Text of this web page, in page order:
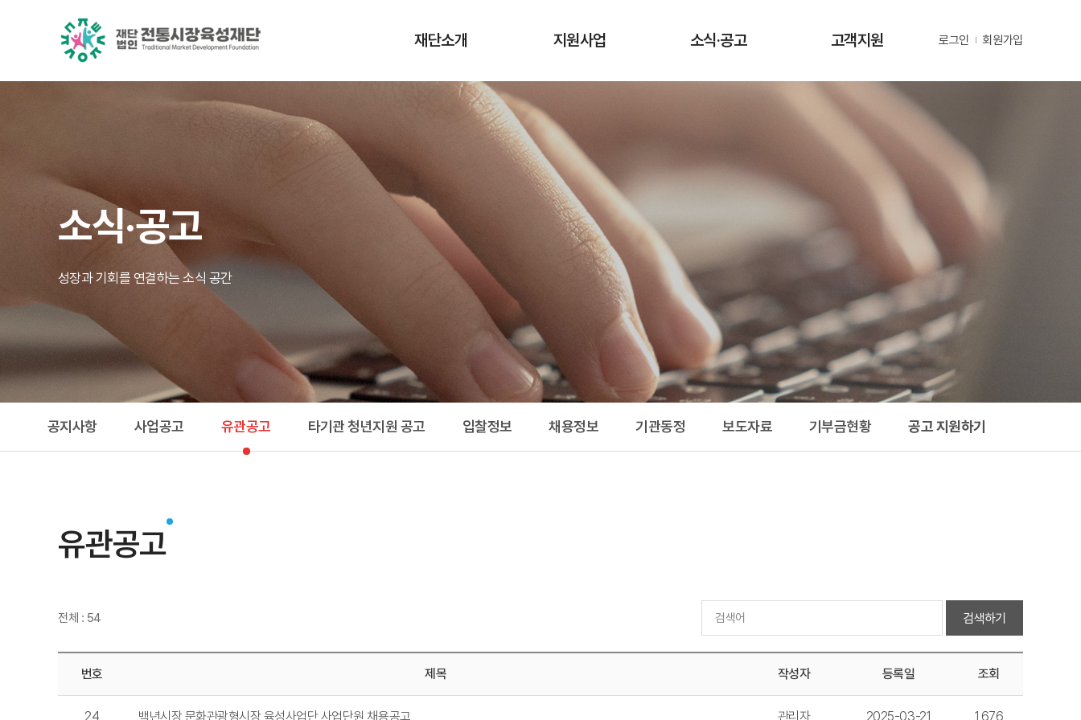
재단소개
CI·슬로건 소개
오시는 길
지원사업
청년상인 육성사업
창업단계
성장단계
도약단계
전통시장 디지털
역량강화 사업
소식·공고
유관공고
채용정보
기관동정
보도자료
기부금현황
공고 지원하기
고객지원
부정 및 공익신고
로그인 회원가입
소식·공고
성장과 기회를 연결하는 소식 공간
공지사항 사업공고 유관공고 타기관 청년지원 공고 입찰정보 채용정보 기관동정 보도자료 기부금현황 공고 지원하기
유관공고
전체 : 54 검색하기
번호 제목 작성자 등록일 조회
24 백년시장 문화관광형시장 육성사업단 사업단원 채용공고 관리자 2025-03-21 1,676